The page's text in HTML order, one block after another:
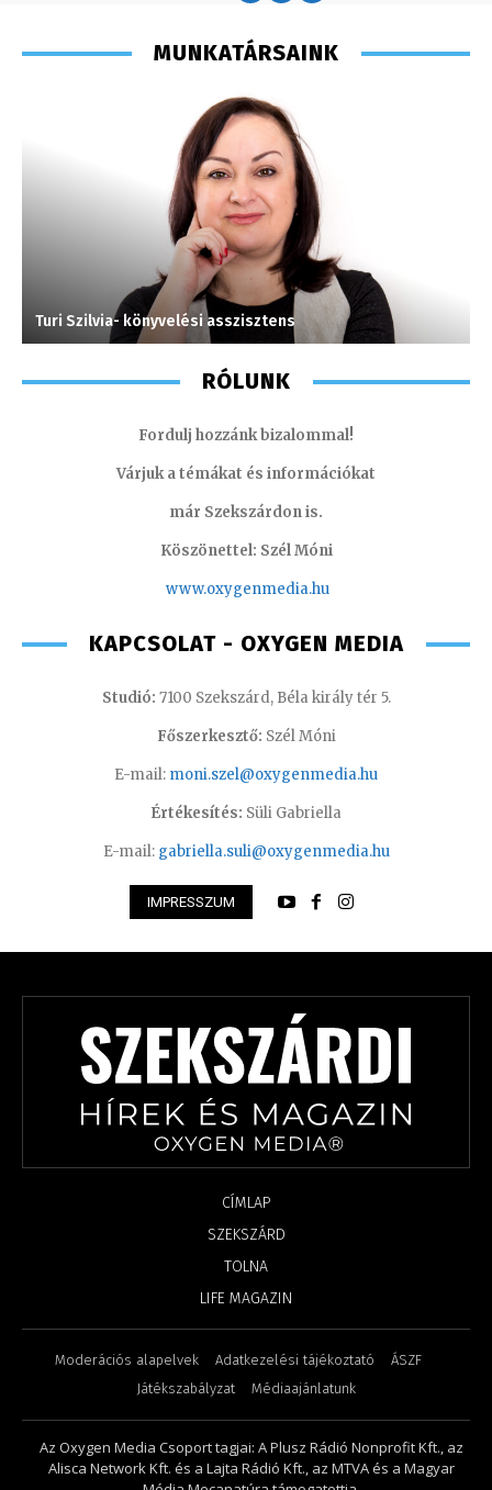
MUNKATÁRSAINK
Turi Szilvia- könyvelési asszisztens
RÓLUNK
Fordulj hozzánk bizalommal!
Várjuk a témákat és információkat
már Szekszárdon is.
Köszönettel: Szél Móni
www.oxygenmedia.hu
KAPCSOLAT - OXYGEN MEDIA
Studió: 7100 Szekszárd, Béla király tér 5.
Főszerkesztő: Szél Móni
E-mail: moni.szel@oxygenmedia.hu
Értékesítés: Süli Gabriella
E-mail: gabriella.suli@oxygenmedia.hu
IMPRESSZUM
CÍMLAP
SZEKSZÁRD
TOLNA
LIFE MAGAZIN
Moderációs alapelvek Adatkezelési tájékoztató
ÁSZF
Játékszabályzat
Médiaajánlatunk
Az Oxygen Media Csoport tagjai: A Plusz Rádió Nonprofit Kft., az
Alisca Network Kft. és a Lajta Rádió Kft., az MTVA és a Magyar